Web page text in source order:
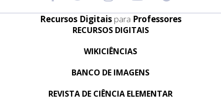
Recursos Digitais para Professores
RECURSOS DIGITAIS
WIKICIÊNCIAS
BANCO DE IMAGENS
REVISTA DE CIÊNCIA ELEMENTAR